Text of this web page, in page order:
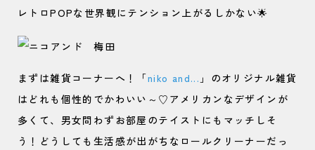
レトロPOPな世界観にテンション上がるしかない🌟
まずは雑貨コーナーへ！「niko and... 」のオリジナル雑貨
はどれも個性的でかわいい～♡アメリカンなデザインが
多くて、男女問わずお部屋のテイストにもマッチしそ
う！どうしても生活感が出がちなロールクリーナーだっ